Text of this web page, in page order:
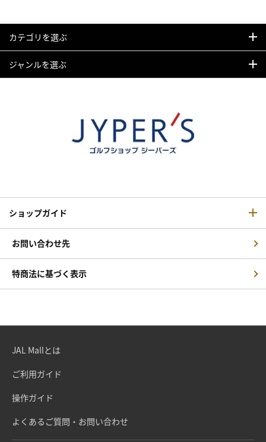
カテゴリを選ぶ
ジャンルを選ぶ
ショップガイド
お問い合わせ先
特商法に基づく表示
JAL Mallとは
ご利用ガイド
操作ガイド
よくあるご質問・お問い合わせ